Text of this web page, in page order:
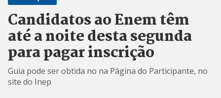
Candidatos ao Enem têm
até a noite desta segunda
para pagar inscrição
Guia pode ser obtida no na Página do Participante, no
site do Inep